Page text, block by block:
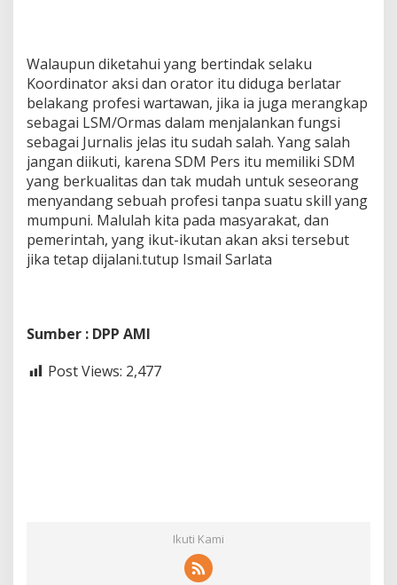
Walaupun diketahui yang bertindak selaku
Koordinator aksi dan orator itu diduga berlatar
belakang profesi wartawan, jika ia juga merangkap
sebagai LSM/Ormas dalam menjalankan fungsi
sebagai Jurnalis jelas itu sudah salah. Yang salah
jangan diikuti, karena SDM Pers itu memiliki SDM
yang berkualitas dan tak mudah untuk seseorang
menyandang sebuah profesi tanpa suatu skill yang
mumpuni. Malulah kita pada masyarakat, dan
pemerintah, yang ikut-ikutan akan aksi tersebut
jika tetap dijalani.tutup Ismail Sarlata
Sumber : DPP AMI
Post Views: 2,477
Ikuti Kami